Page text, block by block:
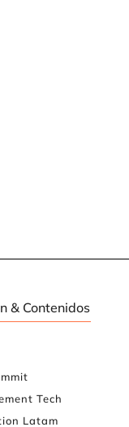
& Contenidos
Tech
Latam